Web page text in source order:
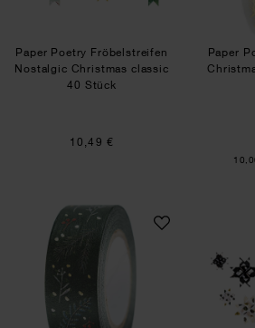
Paper Poetry Fröbelstreifen
Nostalgic Christmas classic
40 Stück
10,49 €
Paper
Paper Poetry Tape